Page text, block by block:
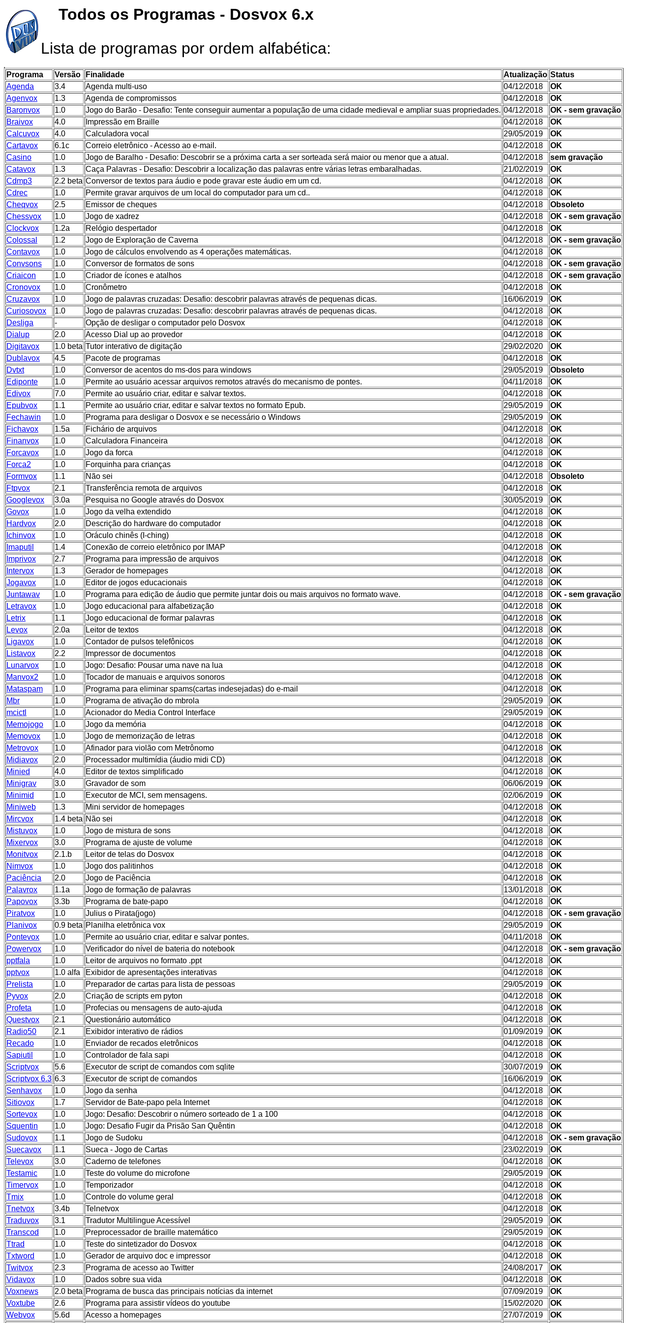
Todos os Programas - Dosvox 6.x
Lista de programas por ordem alfabética:
Programa Versão Finalidade Atualização Status
Agenda
3.4 Agenda multi-uso 04/12/2018
OK
Agenvox
1.3 Agenda de compromissos 04/12/2018
OK
Baronvox
1.0 Jogo do Barão - Desafio: Tente conseguir aumentar a população de uma cidade medieval e ampliar suas propriedades. 04/12/2018
OK - sem gravação
Braivox
4.0 Impressão em Braille 04/12/2018
OK
Calcuvox
4.0 Calculadora vocal 29/05/2019
OK
Cartavox
6.1c Correio eletrônico - Acesso ao e-mail. 04/12/2018
OK
Casino
1.0 Jogo de Baralho - Desafio: Descobrir se a próxima carta a ser sorteada será maior ou menor que a atual. 04/12/2018
sem gravação
Catavox
1.3 Caça Palavras - Desafio: Descobrir a localização das palavras entre várias letras embaralhadas. 21/02/2019
OK
Cdmp3
2.2 beta Conversor de textos para áudio e pode gravar este áudio em um cd. 04/12/2018
OK
Cdrec
1.0 Permite gravar arquivos de um local do computador para um cd.. 04/12/2018
OK
Cheqvox
2.5 Emissor de cheques 04/12/2018
Obsoleto
Chessvox
1.0 Jogo de xadrez 04/12/2018
OK - sem gravação
Clockvox
1.2a Relógio despertador 04/12/2018
OK
Colossal
1.2 Jogo de Exploração de Caverna 04/12/2018
OK - sem gravação
Contavox
1.0 Jogo de cálculos envolvendo as 4 operações matemáticas. 04/12/2018
OK
Convsons
1.0 Conversor de formatos de sons 04/12/2018
OK - sem gravação
Criaicon
1.0 Criador de ícones e atalhos 04/12/2018
OK - sem gravação
Cronovox
1.0 Cronômetro 04/12/2018
OK
Cruzavox
1.0 Jogo de palavras cruzadas: Desafio: descobrir palavras através de pequenas dicas. 16/06/2019
OK
Curiosovox
1.0 Jogo de palavras cruzadas: Desafio: descobrir palavras através de pequenas dicas. 04/12/2018
OK
Desliga
- Opção de desligar o computador pelo Dosvox 04/12/2018
OK
Dialup
2.0 Acesso Dial up ao provedor 04/12/2018
OK
Digitavox
1.0 beta Tutor interativo de digitação 29/02/2020
OK
Dublavox
4.5 Pacote de programas 04/12/2018
OK
Dvtxt
1.0 Conversor de acentos do ms-dos para windows 29/05/2019
Obsoleto
Ediponte
1.0 Permite ao usuário acessar arquivos remotos através do mecanismo de pontes. 04/11/2018
OK
Edivox
7.0 Permite ao usuário criar, editar e salvar textos. 04/12/2018
OK
Epubvox
1.1 Permite ao usuário criar, editar e salvar textos no formato Epub. 29/05/2019
OK
Fechawin
1.0 Programa para desligar o Dosvox e se necessário o Windows 29/05/2019
OK
Fichavox
1.5a Fichário de arquivos 04/12/2018
OK
Finanvox
1.0 Calculadora Financeira 04/12/2018
OK
Forcavox
1.0 Jogo da forca 04/12/2018
OK
Forca2
1.0 Forquinha para crianças 04/12/2018
OK
Formvox
1.1 Não sei 04/12/2018
Obsoleto
Ftpvox
2.1 Transferência remota de arquivos 04/12/2018
OK
Googlevox
3.0a Pesquisa no Google através do Dosvox 30/05/2019
OK
Govox
1.0 Jogo da velha extendido 04/12/2018
OK
Hardvox
2.0 Descrição do hardware do computador 04/12/2018
OK
Ichinvox
1.0 Oráculo chinês (I-ching) 04/12/2018
OK
Imaputil
1.4 Conexão de correio eletrônico por IMAP 04/12/2018
OK
Imprivox
2.7 Programa para impressão de arquivos 04/12/2018
OK
Intervox
1.3 Gerador de homepages 04/12/2018
OK
Jogavox
1.0 Editor de jogos educacionais 04/12/2018
OK
Juntawav
1.0 Programa para edição de áudio que permite juntar dois ou mais arquivos no formato wave. 04/12/2018
OK - sem gravação
Letravox
1.0 Jogo educacional para alfabetização 04/12/2018
OK
Letrix
1.1 Jogo educacional de formar palavras 04/12/2018
OK
Levox
2.0a Leitor de textos 04/12/2018
OK
Ligavox
1.0 Contador de pulsos telefônicos 04/12/2018
OK
Listavox
2.2 Impressor de documentos 04/12/2018
OK
Lunarvox
1.0 Jogo: Desafio: Pousar uma nave na lua 04/12/2018
OK
Manvox2
1.0 Tocador de manuais e arquivos sonoros 04/12/2018
OK
Mataspam
1.0 Programa para eliminar spams(cartas indesejadas) do e-mail 04/12/2018
OK
Mbr
1.0 Programa de ativação do mbrola 29/05/2019
OK
mcictl
1.0 Acionador do Media Control Interface 29/05/2019
OK
Memojogo
1.0 Jogo da memória 04/12/2018
OK
Memovox
1.0 Jogo de memorização de letras 04/12/2018
OK
Metrovox
1.0 Afinador para violão com Metrônomo 04/12/2018
OK
Midiavox
2.0 Processador multimídia (áudio midi CD) 04/12/2018
OK
Minied
4.0 Editor de textos simplificado 04/12/2018
OK
Minigrav
3.0 Gravador de som 06/06/2019
OK
Minimid
1.0 Executor de MCI, sem mensagens. 02/06/2019
OK
Miniweb
1.3 Mini servidor de homepages 04/12/2018
OK
Mircvox
1.4 beta Não sei 04/12/2018
OK
Mistuvox
1.0 Jogo de mistura de sons 04/12/2018
OK
Mixervox
3.0 Programa de ajuste de volume 04/12/2018
OK
Monitvox
2.1.b Leitor de telas do Dosvox 04/12/2018
OK
Nimvox
1.0 Jogo dos palitinhos 04/12/2018
OK
Paciência
2.0 Jogo de Paciência 04/12/2018
OK
Palavrox
1.1a Jogo de formação de palavras 13/01/2018
OK
Papovox
3.3b Programa de bate-papo 04/12/2018
OK
Piratvox
1.0 Julius o Pirata(jogo) 04/12/2018
OK - sem gravação
Planivox
0.9 beta Planilha eletrônica vox 29/05/2019
OK
Pontevox
1.0 Permite ao usuário criar, editar e salvar pontes. 04/11/2018
OK
Powervox
1.0 Verificador do nível de bateria do notebook 04/12/2018
OK - sem gravação
pptfala
1.0 Leitor de arquivos no formato .ppt 04/12/2018
OK
pptvox
1.0 alfa Exibidor de apresentações interativas 04/12/2018
OK
Prelista
1.0 Preparador de cartas para lista de pessoas 29/05/2019
OK
Pyvox
2.0 Criação de scripts em pyton 04/12/2018
OK
Profeta
1.0 Profecias ou mensagens de auto-ajuda 04/12/2018
OK
Questvox
2.1 Questionário automático 04/12/2018
OK
Radio50
2.1 Exibidor interativo de rádios 01/09/2019
OK
Recado
1.0 Enviador de recados eletrônicos 04/12/2018
OK
Sapiutil
1.0 Controlador de fala sapi 04/12/2018
OK
Scriptvox
5.6 Executor de script de comandos com sqlite 30/07/2019
OK
Scriptvox 6.3 6.3 Executor de script de comandos 16/06/2019
OK
Senhavox
1.0 Jogo da senha 04/12/2018
OK
Sitiovox
1.7 Servidor de Bate-papo pela Internet 04/12/2018
OK
Sortevox
1.0 Jogo: Desafio: Descobrir o número sorteado de 1 a 100 04/12/2018
OK
Squentin
1.0 Jogo: Desafio Fugir da Prisão San Quêntin 04/12/2018
OK
Sudovox
1.1 Jogo de Sudoku 04/12/2018
OK - sem gravação
Suecavox
1.1 Sueca - Jogo de Cartas 23/02/2019
OK
Televox
3.0 Caderno de telefones 04/12/2018
OK
Testamic
1.0 Teste do volume do microfone 29/05/2019
OK
Timervox
1.0 Temporizador 04/12/2018
OK
Tmix
1.0 Controle do volume geral 04/12/2018
OK
Tnetvox
3.4b Telnetvox 04/12/2018
OK
Traduvox
3.1 Tradutor Multilingue Acessível 29/05/2019
OK
Transcod
1.0 Preprocessador de braille matemático 29/05/2019
OK
Ttrad
1.0 Teste do sintetizador do Dosvox 04/12/2018
OK
Txtword
1.0 Gerador de arquivo doc e impressor 04/12/2018
OK
Twitvox
2.3 Programa de acesso ao Twitter 24/08/2017
OK
Vidavox
1.0 Dados sobre sua vida 04/12/2018
OK
Voxnews
2.0 beta Programa de busca das principais notícias da internet 07/09/2019
OK
Voxtube
2.6 Programa para assistir vídeos do youtube 15/02/2020
OK
Webvox
5.6d Acesso a homepages 27/07/2019
OK